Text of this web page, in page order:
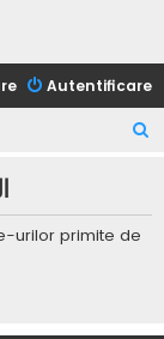
Autentificare
t
urilor primite de